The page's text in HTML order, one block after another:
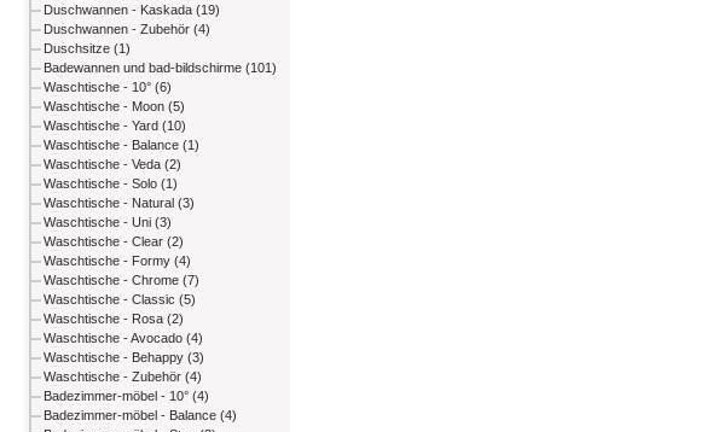
Duschwannen - Kaskada (19)
Duschwannen - Zubehör (4)
Duschsitze (1)
Badewannen und bad-bildschirme (101)
Waschtische - 10° (6)
Waschtische - Moon (5)
Waschtische - Yard (10)
Waschtische - Balance (1)
Waschtische - Veda (2)
Waschtische - Solo (1)
Waschtische - Natural (3)
Waschtische - Uni (3)
Waschtische - Clear (2)
Waschtische - Formy (4)
Waschtische - Chrome (7)
Waschtische - Classic (5)
Waschtische - Rosa (2)
Waschtische - Avocado (4)
Waschtische - Behappy (3)
Waschtische - Zubehör (4)
Badezimmer-möbel - 10° (4)
Badezimmer-möbel - Balance (4)